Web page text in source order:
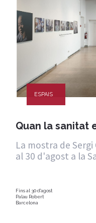
ESPAIS
Quan la sanitat
La mostra de
al 30 d'agost a la
Fins al 30 d'agost
Palau Robert
Barcelona